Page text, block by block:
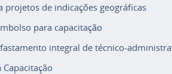
projetos de indicações geográficas
para capacitação
integral de técnico-